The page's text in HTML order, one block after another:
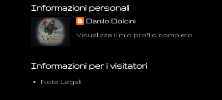
Informazioni personali
Danilo Dolcini
Visualizza il mio profilo completo
Informazioni per i visitatori
Note Legali